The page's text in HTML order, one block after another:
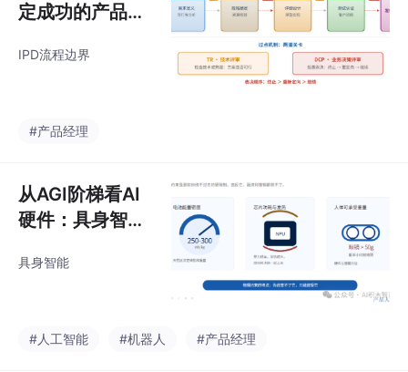
定成功的产品成
IPD流程边界
#产品经理
从AGI阶梯看AI
硬件：具身智能
束就在眼前
具身智能
#人工智能 #机器人 #产品经理